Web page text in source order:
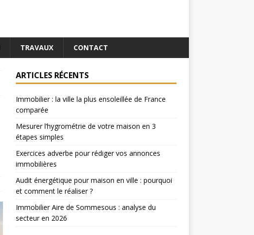
TRAVAUX CONTACT
ARTICLES RÉCENTS
Immobilier : la ville la plus ensoleillée de France
comparée
Mesurer l’hygrométrie de votre maison en 3
étapes simples
Exercices adverbe pour rédiger vos annonces
immobilières
Audit énergétique pour maison en ville : pourquoi
et comment le réaliser ?
Immobilier Aire de Sommesous : analyse du
secteur en 2026